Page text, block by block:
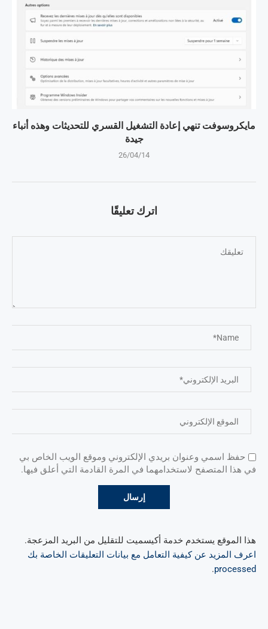
مايكروسوفت تنهي إعادة التشغيل القسري للتحديثات وهذه أنباء
جيدة
26/04/14
اترك تعليقًا
حفظ اسمي وعنوان بريدي الإلكتروني وموقع الويب الخاص بي
في هذا المتصفح لاستخدامهما في المرة القادمة التي أعلق فيها.
هذا الموقع يستخدم خدمة أكيسميت للتقليل من البريد المزعجة.
اعرف المزيد عن كيفية التعامل مع بيانات التعليقات الخاصة بك
processed
.